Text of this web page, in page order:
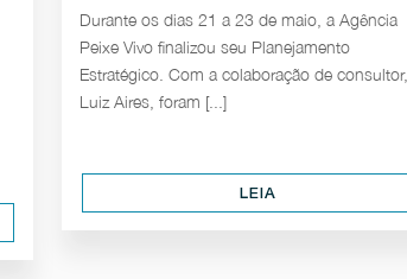
Durante os dias 21 a 23 de maio, a Agência
Peixe Vivo finalizou seu Planejamento
Estratégico. Com a colaboração de consultor,
Luiz Aires, foram [...]
LEIA